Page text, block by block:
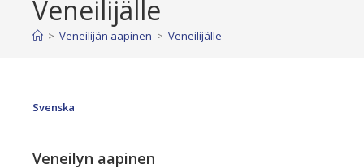
Veneilijälle
> Veneilijän aapinen > Veneilijälle
Svenska
Veneilyn aapinen